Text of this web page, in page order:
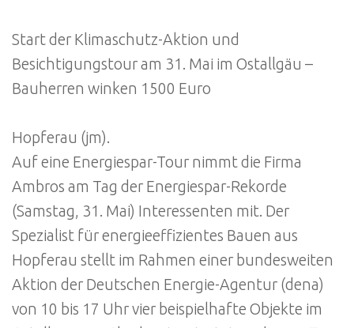
Start der Klimaschutz-Aktion und
Besichtigungstour am 31. Mai im Ostallgäu –
Bauherren winken 1500 Euro
Hopferau (jm).
Auf eine Energiespar-Tour nimmt die Firma
Ambros am Tag der Energiespar-Rekorde
(Samstag, 31. Mai) Interessenten mit. Der
Spezialist für energieeffizientes Bauen aus
Hopferau stellt im Rahmen einer bundesweiten
Aktion der Deutschen Energie-Agentur (dena)
von 10 bis 17 Uhr vier beispielhafte Objekte im